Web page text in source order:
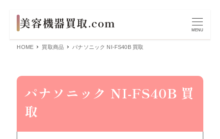
MENU
HOME 買取商品 パナソニック NI-FS40B 買取
パナソニック NI-FS40B 買
取